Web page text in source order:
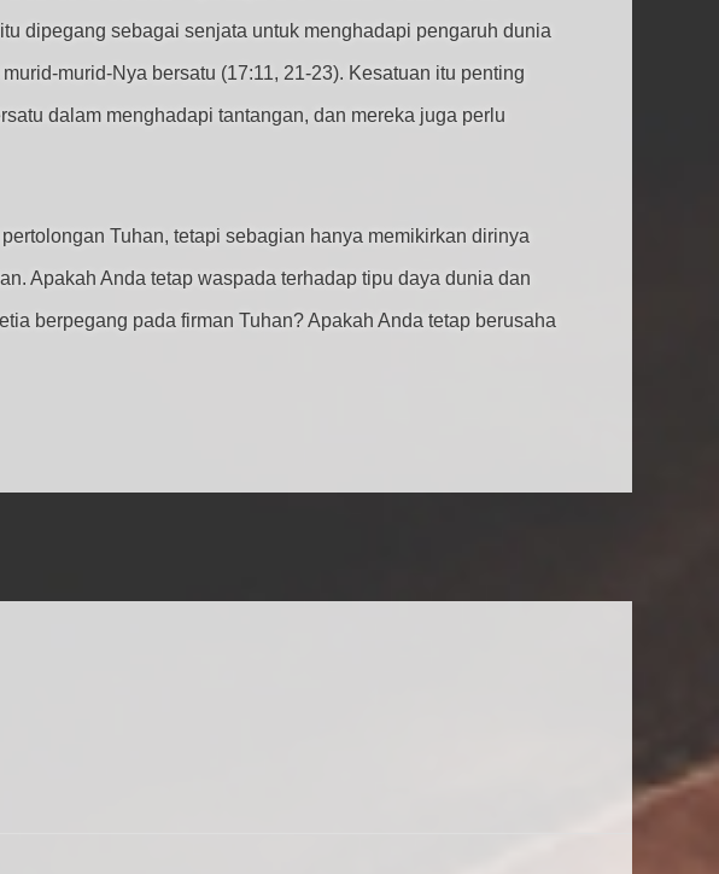
dipegang sebagai senjata untuk menghadapi pengaruh dunia
murid-Nya bersatu (17:11, 21-23). Kesatuan itu penting
dalam menghadapi tantangan, dan mereka juga perlu
Tuhan, tetapi sebagian hanya memikirkan dirinya
Apakah Anda tetap waspada terhadap tipu daya dunia dan
berpegang pada firman Tuhan? Apakah Anda tetap berusaha